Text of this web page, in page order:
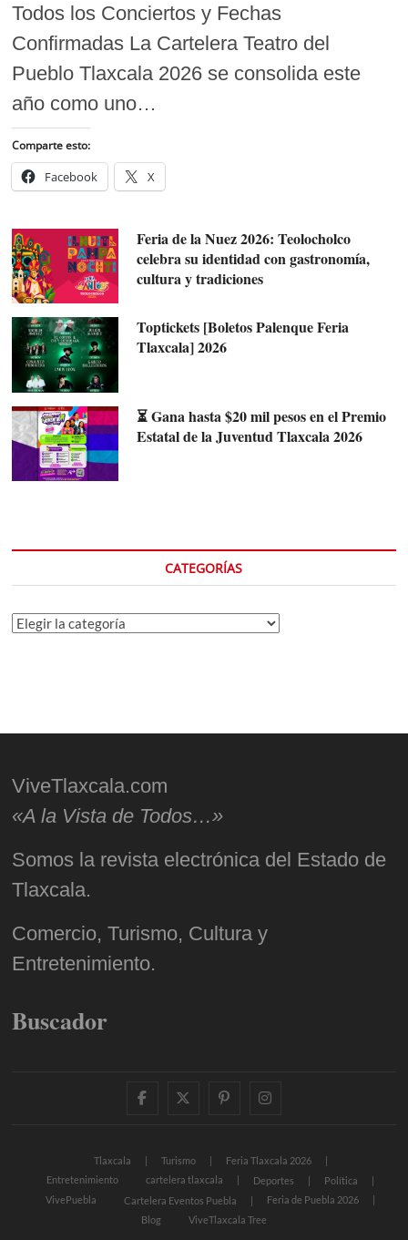
Todos los Conciertos y Fechas
Confirmadas La Cartelera Teatro del
Pueblo Tlaxcala 2026 se consolida este
año como uno…
Comparte esto:
Facebook X
Feria de la Nuez 2026: Teolocholco
celebra su identidad con gastronomía,
cultura y tradiciones
Toptickets [Boletos Palenque Feria
Tlaxcala] 2026
⏳ Gana hasta $20 mil pesos en el Premio
Estatal de la Juventud Tlaxcala 2026
CATEGORÍAS
Categorías
ViveTlaxcala.com
«A la Vista de Todos…»
Somos la revista electrónica del Estado de
Tlaxcala.
Comercio, Turismo, Cultura y
Entretenimiento.
Buscador
facebooktwitter
pinterestinstagram
Tlaxcala Turismo
Feria Tlaxcala 2026
Entretenimiento
cartelera tlaxcala Deportes
Política
VivePuebla
Cartelera Eventos Puebla
Feria de Puebla 2026
Blog
ViveTlaxcala Tree